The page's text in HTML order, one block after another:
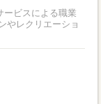
ビスによる職業
やレクリエーショ